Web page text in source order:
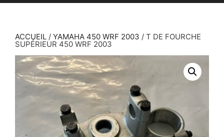
ACCUEIL / YAMAHA 450 WRF 2003 / T DE FOURCHE
SUPÉRIEUR 450 WRF 2003